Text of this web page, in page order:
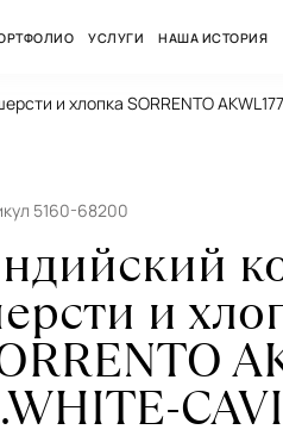
УСЛУГИ НАША ИСТОРИЯ
и хлопка SORRENTO
5160-68200
и